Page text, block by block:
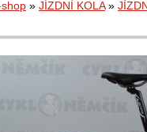
shop » JÍZDNÍ KOLA»